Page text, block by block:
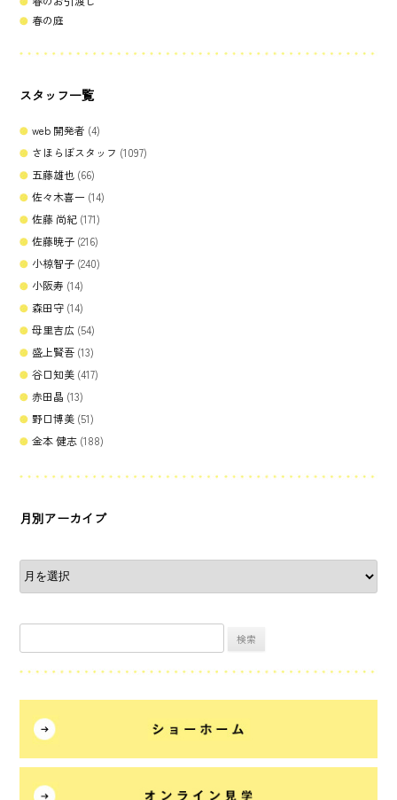
春の庭
スタッフ一覧
web 開発者 (4)
さほらぼスタッフ (1097)
五藤雄也 (66)
佐々木喜一 (14)
佐藤 尚紀 (171)
佐藤暁子 (216)
小椋智子 (240)
小阪寿 (14)
森田守 (14)
母里吉広 (54)
盛上賢吾 (13)
谷口知美 (417)
赤田晶 (13)
野口博美 (51)
金本 健志 (188)
月別アーカイブ